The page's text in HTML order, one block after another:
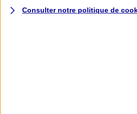
Consulter notre politique de